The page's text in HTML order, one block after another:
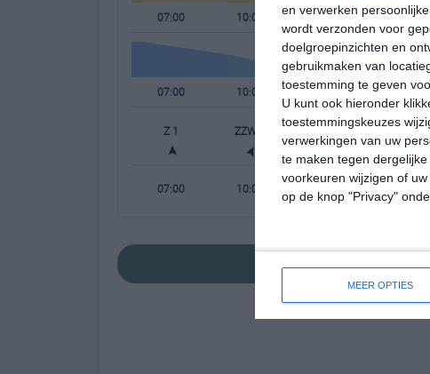
en verwerken
wordt verzonden voor
doelgroepinzichten en
gebruikmaken van
toestemming te geven
U kunt ook hieronder
toestemmingskeuzes
verwerkingen van uw
te maken tegen
voorkeuren wijzigen of
op de knop "Privacy"
MEER OPTIES
07:00 10:00 13:00 16:00
07:00 10:00 13:00 16:00
Z 1 ZZW 2 ZZW 2 Z 2
07:00 10:00
bekijk de uitgebreide